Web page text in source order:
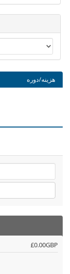
هزینه/دوره
£0.00GBP